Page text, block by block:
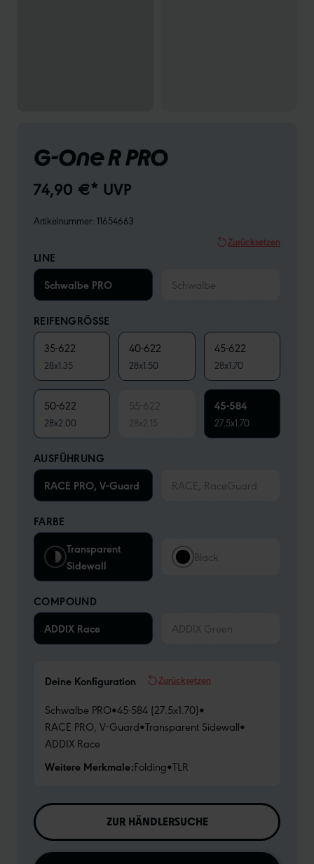
G-One R PRO
74,90 €* UVP
Artikelnummer: 11654663
Zurücksetzen
LINE
Schwalbe PRO
Schwalbe
REIFENGRÖSSE
35-622
28x1.35
40-622
28x1.50
45-622
28x1.70
50-622
28x2.00
55-622
28x2.15
45-584
27.5x1.70
AUSFÜHRUNG
RACE PRO, V-Guard
RACE, RaceGuard
FARBE
Transparent
Sidewall
Black
COMPOUND
ADDIX Race
ADDIX Green
Deine Konfiguration Zurücksetzen
Schwalbe PRO•45-584 (27.5x1.70)•
RACE PRO, V-Guard•Transparent Sidewall•
ADDIX Race
Weitere Merkmale:Folding•TLR
ZUR HÄNDLERSUCHE